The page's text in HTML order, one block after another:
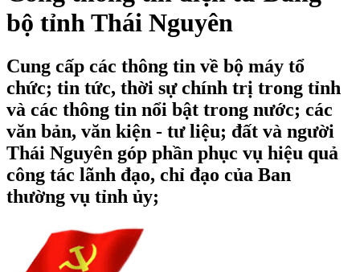
bộ tỉnh Thái Nguyên
Cung cấp các thông tin về bộ máy tổ
chức; tin tức, thời sự chính trị trong tỉnh
và các thông tin nổi bật trong nước; các
văn bản, văn kiện - tư liệu; đất và người
Thái Nguyên góp phần phục vụ hiệu quả
công tác lãnh đạo, chỉ đạo của Ban
thường vụ tỉnh ủy;